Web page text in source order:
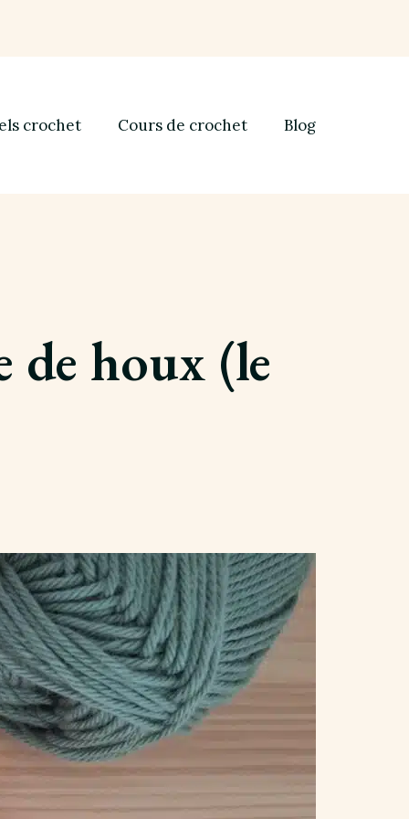
crochet Cours de crochet Blog
de houx (le